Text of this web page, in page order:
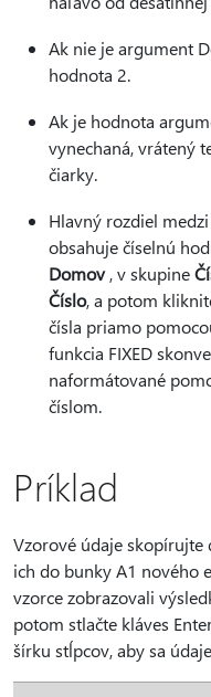
Ak nie je argument
hodnota 2.
Ak je hodnota
vynechaná, vrátený
čiarky.
Hlavný rozdiel
obsahuje číselnú
Domov, v skupine
Číslo, a potom
čísla priamo
funkcia FIXED
naformátované
číslom.
Príklad
Vzorové údaje
ich do bunky A1 nového
vzorce zobrazovali
potom stlačte kláves
šírku stĺpcov, aby sa